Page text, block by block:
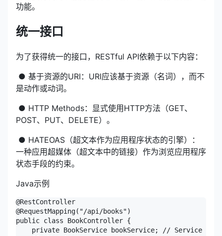
功能。
统一接口
为了获得统一的接口，RESTful API依赖于以下内容：
​ ● 基于资源的URI：URI应该基于资源（名词），而不
是动作或动词。
​ ● HTTP Methods：显式使用HTTP方法（GET、
POST、PUT、DELETE）。
​ ● HATEOAS（超文本作为应用程序状态的引擎）：
一种应用超媒体（超文本中的链接）作为浏览应用程序
状态手段的约束。
Java示例
@RestController
@RequestMapping("/api/books")
public class BookController {
private BookService bookService; // Service